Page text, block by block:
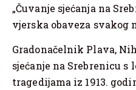
„Čuvanje sjećanja na
vjerska obaveza svakog
Gradonačelnik Plava,
sjećanje na Srebrenicu
tragedijama iz 1913.